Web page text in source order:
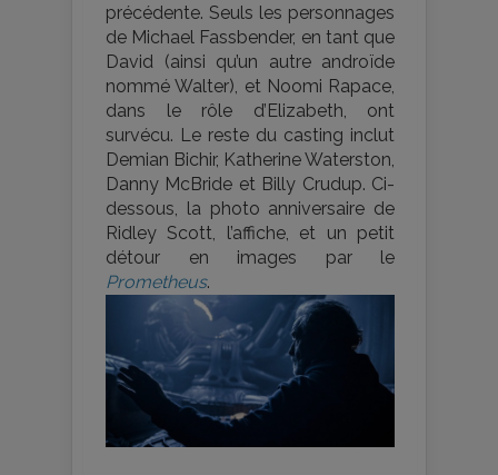
précédente. Seuls les personnages
de Michael Fassbender, en tant que
David (ainsi qu’un autre androïde
nommé Walter), et Noomi Rapace,
dans le rôle d’Elizabeth, ont
survécu. Le reste du casting inclut
Demian Bichir, Katherine Waterston,
Danny McBride et Billy Crudup. Ci-
dessous, la photo anniversaire de
Ridley Scott, l’affiche, et un petit
détour en images par le
Prometheus.